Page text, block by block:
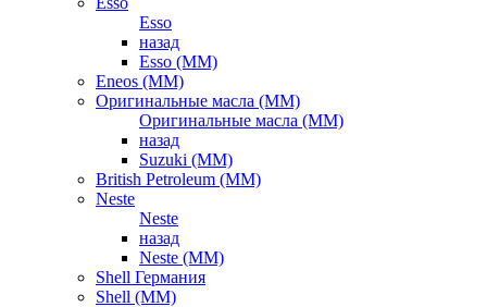
Esso
назад
Esso (ММ)
Eneos (ММ)
Оригинальные масла (ММ)
Оригинальные масла (ММ)
назад
Suzuki (ММ)
British Petroleum (ММ)
Neste
Neste
назад
Neste (ММ)
Shell Германия
Shell (ММ)